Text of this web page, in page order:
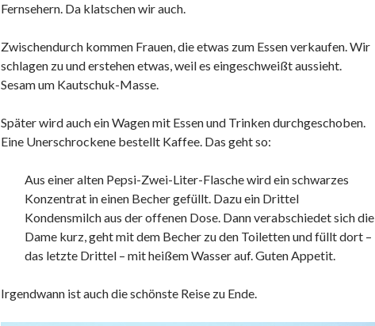
Fernsehern. Da klatschen wir auch.
Zwischendurch kommen Frauen, die etwas zum Essen verkaufen. Wir
schlagen zu und erstehen etwas, weil es eingeschweißt aussieht.
Sesam um Kautschuk-Masse.
Später wird auch ein Wagen mit Essen und Trinken durchgeschoben.
Eine Unerschrockene bestellt Kaffee. Das geht so:
Aus einer alten Pepsi-Zwei-Liter-Flasche wird ein schwarzes
Konzentrat in einen Becher gefüllt. Dazu ein Drittel
Kondensmilch aus der offenen Dose. Dann verabschiedet sich die
Dame kurz, geht mit dem Becher zu den Toiletten und füllt dort –
das letzte Drittel – mit heißem Wasser auf. Guten Appetit.
Irgendwann ist auch die schönste Reise zu Ende.